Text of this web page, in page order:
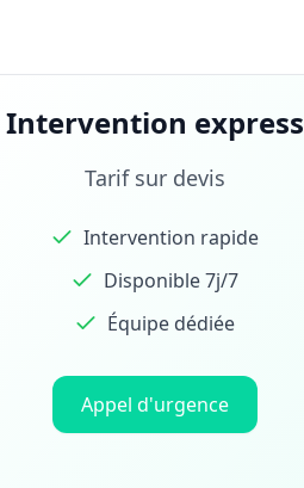
Intervention express
Tarif sur devis
Intervention rapide
Disponible 7j/7
Équipe dédiée
Appel d'urgence